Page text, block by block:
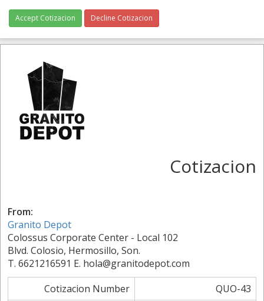
Accept Cotizacion Decline Cotizacion
Cotizacion
From:
Granito Depot
Colossus Corporate Center - Local 102
Blvd. Colosio, Hermosillo, Son.
T. 6621216591 E. hola@granitodepot.com
Cotizacion Number
QUO-43